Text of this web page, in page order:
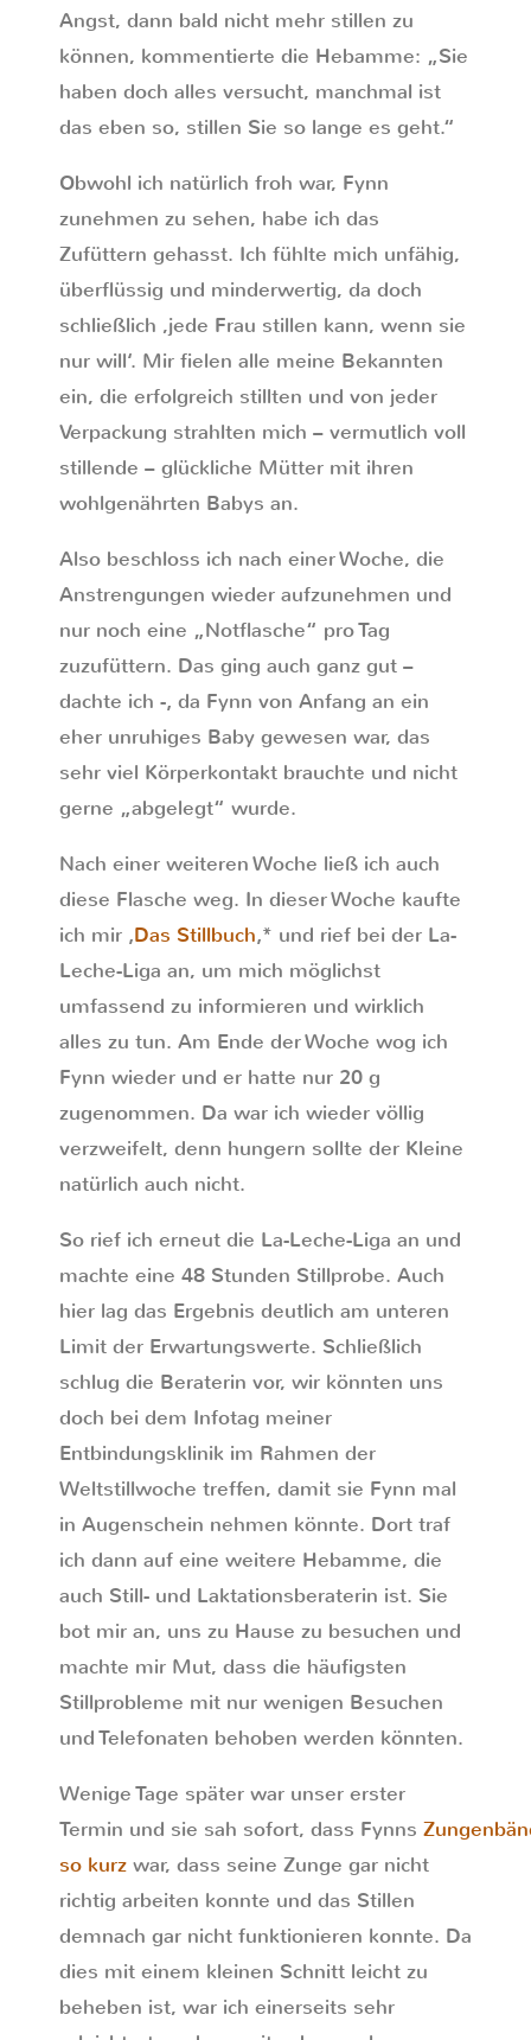
Angst, dann bald nicht mehr stillen zu
können, kommentierte die Hebamme: „Sie
haben doch alles versucht, manchmal ist
das eben so, stillen Sie so lange es geht.“
Obwohl ich natürlich froh war, Fynn
zunehmen zu sehen, habe ich das
Zufüttern gehasst. Ich fühlte mich unfähig,
überflüssig und minderwertig, da doch
schließlich ,jede Frau stillen kann, wenn sie
nur will‘. Mir fielen alle meine Bekannten
ein, die erfolgreich stillten und von jeder
Verpackung strahlten mich – vermutlich voll
stillende – glückliche Mütter mit ihren
wohlgenährten Babys an.
Also beschloss ich nach einer Woche, die
Anstrengungen wieder aufzunehmen und
nur noch eine „Notflasche“ pro Tag
zuzufüttern. Das ging auch ganz gut –
dachte ich -‚ da Fynn von Anfang an ein
eher unruhiges Baby gewesen war, das
sehr viel Körperkontakt brauchte und nicht
gerne „abgelegt“ wurde.
Nach einer weiteren Woche ließ ich auch
diese Flasche weg. In dieser Woche kaufte
ich mir ‚Das Stillbuch‚* und rief bei der La-
Leche-Liga an, um mich möglichst
umfassend zu informieren und wirklich
alles zu tun. Am Ende der Woche wog ich
Fynn wieder und er hatte nur 20 g
zugenommen. Da war ich wieder völlig
verzweifelt, denn hungern sollte der Kleine
natürlich auch nicht.
So rief ich erneut die La-Leche-Liga an und
machte eine 48 Stunden Stillprobe. Auch
hier lag das Ergebnis deutlich am unteren
Limit der Erwartungswerte. Schließlich
schlug die Beraterin vor, wir könnten uns
doch bei dem Infotag meiner
Entbindungsklinik im Rahmen der
Weltstillwoche treffen, damit sie Fynn mal
in Augenschein nehmen könnte. Dort traf
ich dann auf eine weitere Hebamme, die
auch Still- und Laktationsberaterin ist. Sie
bot mir an, uns zu Hause zu besuchen und
machte mir Mut, dass die häufigsten
Stillprobleme mit nur wenigen Besuchen
und Telefonaten behoben werden könnten.
Wenige Tage später war unser erster
Termin und sie sah sofort, dass Fynns
so kurz war, dass seine Zunge gar nicht
richtig arbeiten konnte und das Stillen
demnach gar nicht funktionieren konnte. Da
dies mit einem kleinen Schnitt leicht zu
beheben ist, war ich einerseits sehr